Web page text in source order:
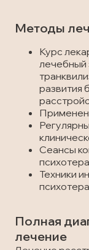
Методы
Курс
развития
Сеансы
Техники
Полная
лечение